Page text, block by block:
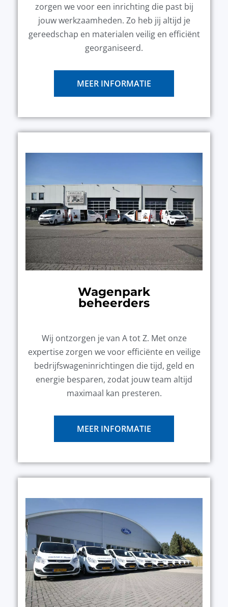
zorgen we voor een inrichting die past bij
jouw werkzaamheden. Zo heb jij altijd je
gereedschap en materialen veilig en efficiënt
georganiseerd.
MEER INFORMATIE
Wagenpark
beheerders
Wij ontzorgen je van A tot Z. Met onze
expertise zorgen we voor efficiënte en veilige
bedrijfswageninrichtingen die tijd, geld en
energie besparen, zodat jouw team altijd
maximaal kan presteren.
MEER INFORMATIE